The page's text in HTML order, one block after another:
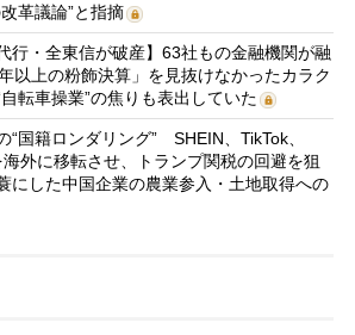
革議論”と指摘
行・全東信が破産】63社もの金融機関が融
以上の粉飾決算」を見抜けなかったカラク
転車操業”の焦りも表出していた
“国籍ロンダリング” SHEIN、TikTok、
外に移転させ、トランプ関税の回避を狙
した中国企業の農業参入・土地取得への